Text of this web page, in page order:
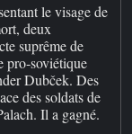
le visage de
deux
suprême de
pro-soviétique
Dubček. Des
des soldats de
Il a gagné.